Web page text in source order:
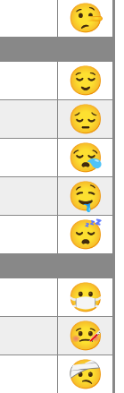
🤥
😌
😔
😪
🤤
😴
😷
🤒
🤕